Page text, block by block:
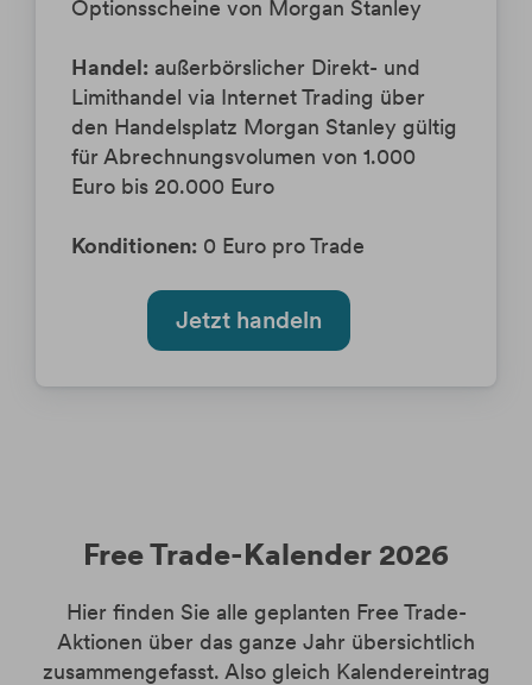
Optionsscheine von Morgan Stanley
Handel: außerbörslicher Direkt- und
Limithandel via Internet Trading über
den Handelsplatz Morgan Stanley gültig
für Abrechnungsvolumen von 1.000
Euro bis 20.000 Euro
Konditionen: 0 Euro pro Trade
Jetzt handeln
Free Trade-Kalender 2026
Hier finden Sie alle geplanten Free Trade-
Aktionen über das ganze Jahr übersichtlich
zusammengefasst. Also gleich Kalendereintrag